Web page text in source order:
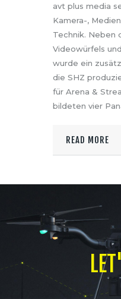
avt plus media
Kamera-,
Technik. Neben
Videowürfels
wurde ein
die SHZ
für Arena &
bildeten vier
READ MORE